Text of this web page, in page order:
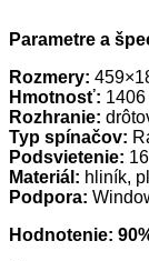
Parametre a
Rozmery:
Hmotnosť:
Rozhranie:
Typ spínačov:
Podsvietenie:
Materiál: hliník,
Podpora:
Hodnotenie: